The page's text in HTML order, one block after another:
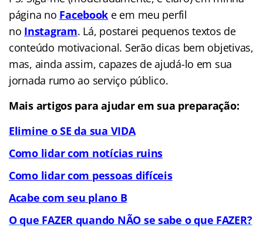
página no Facebook e em meu perfil
no Instagram. Lá, postarei pequenos textos de
conteúdo motivacional. Serão dicas bem objetivas,
mas, ainda assim, capazes de ajudá-lo em sua
jornada rumo ao serviço público.
Mais artigos para ajudar em sua preparação:
Elimine o SE da sua VIDA
Como lidar com notícias ruins
Como lidar com pessoas difíceis
Acabe com seu plano B
O que FAZER quando NÃO se sabe o que FAZER?